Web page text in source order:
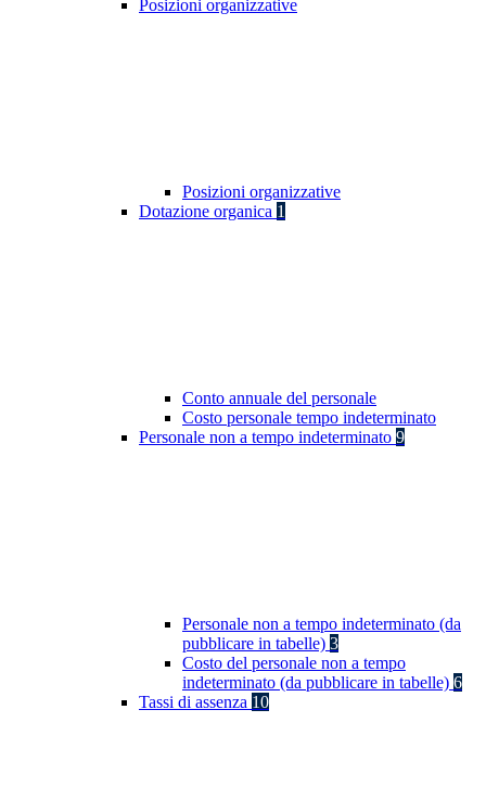
Posizioni organizzative
Posizioni organizzative
Dotazione organica 1
Conto annuale del personale
Costo personale tempo indeterminato
Personale non a tempo indeterminato 9
Personale non a tempo indeterminato (da
pubblicare in tabelle) 3
Costo del personale non a tempo
indeterminato (da pubblicare in tabelle) 6
Tassi di assenza 10